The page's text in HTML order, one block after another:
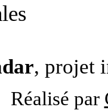
, projet
Réalisé par